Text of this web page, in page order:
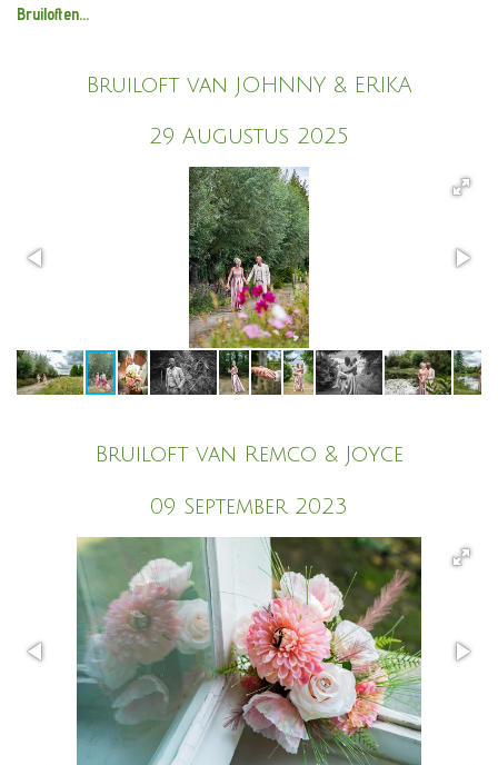
Bruiloften...
Bruiloft van JOHNNY & ERIKA
29 Augustus 2025
Bruiloft van Remco & Joyce
09 September 2023